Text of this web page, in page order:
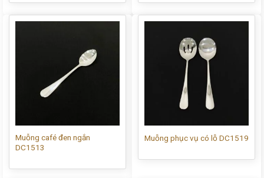
Muỗng café đen ngắn
DC1513
Muỗng phục vụ có lỗ DC1519